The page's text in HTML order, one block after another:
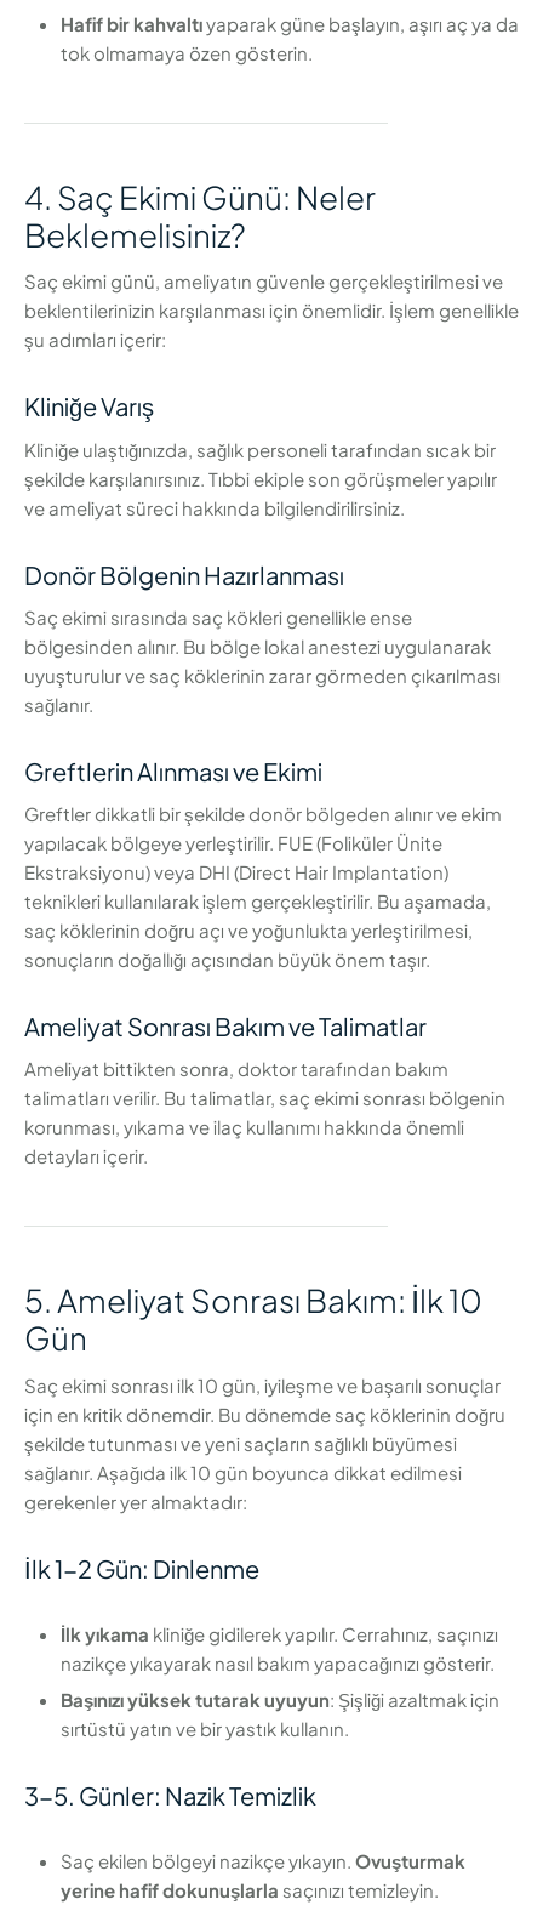
Hafif bir kahvaltıyaparak güne başlayın, aşırı aç ya da
tok olmamaya özen gösterin.
4. Saç Ekimi Günü: Neler
Beklemelisiniz?
Saç ekimi günü, ameliyatın güvenle gerçekleştirilmesi ve
beklentilerinizin karşılanması için önemlidir. İşlem genellikle
şu adımları içerir:
Kliniğe Varış
Kliniğe ulaştığınızda, sağlık personeli tarafından sıcak bir
şekilde karşılanırsınız. Tıbbi ekiple son görüşmeler yapılır
ve ameliyat süreci hakkında bilgilendirilirsiniz.
Donör Bölgenin Hazırlanması
Saç ekimi sırasında saç kökleri genellikle ense
bölgesinden alınır. Bu bölge lokal anestezi uygulanarak
uyuşturulur ve saç köklerinin zarar görmeden çıkarılması
sağlanır.
Greftlerin Alınması ve Ekimi
Greftler dikkatli bir şekilde donör bölgeden alınır ve ekim
yapılacak bölgeye yerleştirilir. FUE (Foliküler Ünite
Ekstraksiyonu) veya DHI (Direct Hair Implantation)
teknikleri kullanılarak işlem gerçekleştirilir. Bu aşamada,
saç köklerinin doğru açı ve yoğunlukta yerleştirilmesi,
sonuçların doğallığı açısından büyük önem taşır.
Ameliyat Sonrası Bakım ve Talimatlar
Ameliyat bittikten sonra, doktor tarafından bakım
talimatları verilir. Bu talimatlar, saç ekimi sonrası bölgenin
korunması, yıkama ve ilaç kullanımı hakkında önemli
detayları içerir.
5. Ameliyat Sonrası Bakım: İlk 10
Gün
Saç ekimi sonrası ilk 10 gün, iyileşme ve başarılı sonuçlar
için en kritik dönemdir. Bu dönemde saç köklerinin doğru
şekilde tutunması ve yeni saçların sağlıklı büyümesi
sağlanır. Aşağıda ilk 10 gün boyunca dikkat edilmesi
gerekenler yer almaktadır:
İlk 1-2 Gün: Dinlenme
İlk yıkama kliniğe gidilerek yapılır. Cerrahınız, saçınızı
nazikçe yıkayarak nasıl bakım yapacağınızı gösterir.
Başınızı yüksek tutarak uyuyun: Şişliği azaltmak için
sırtüstü yatın ve bir yastık kullanın.
3-5. Günler: Nazik Temizlik
Saç ekilen bölgeyi nazikçe yıkayın. Ovuşturmak
yerine hafif dokunuşlarla saçınızı temizleyin.